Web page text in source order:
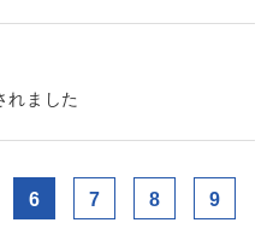
れました
6 7 8 9